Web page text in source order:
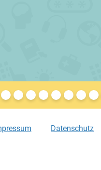
Datenschutz